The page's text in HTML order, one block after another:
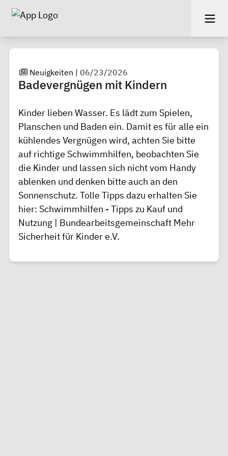
Neuigkeiten |06/23/2026
Badevergnügen mit Kindern
Kinder lieben Wasser. Es lädt zum Spielen,
Planschen und Baden ein. Damit es für alle ein
kühlendes Vergnügen wird, achten Sie bitte
auf richtige Schwimmhilfen, beobachten Sie
die Kinder und lassen sich nicht vom Handy
ablenken und denken bitte auch an den
Sonnenschutz. Tolle Tipps dazu erhalten Sie
hier: Schwimmhilfen - Tipps zu Kauf und
Nutzung | Bundearbeitsgemeinschaft Mehr
Sicherheit für Kinder e.V.